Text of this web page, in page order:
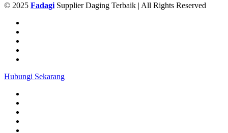
© 2025 Fadagi Supplier Daging Terbaik | All Rights Reserved
Hubungi Sekarang